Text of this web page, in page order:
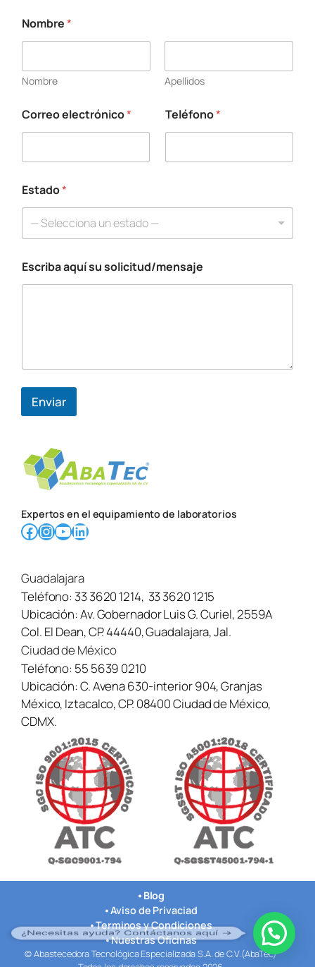
Nombre*
Nombre Apellidos
Correo electrónico* Teléfono*
Estado*
— Selecciona un estado —
*
C
N
r
Escriba aquí su solicitud/mensaje
Enviar
Expertos en el equipamiento de laboratorios
Facebook InstagramYouTube LinkedIn
Guadalajara
Teléfono:33 3620 1214, 33 3620 1215
Ubicación:Av. Gobernador Luis G. Curiel, 2559A
Col. El Dean, CP. 44440, Guadalajara, Jal.
Ciudad de México
Teléfono: 55 5639 0210
Ubicación:C. Avena 630-interior 904, Granjas
México, Iztacalco, CP. 08400 Ciudad de México,
CDMX.
• Blog
•Aviso de Privaciad
•Terminos y Condiciones
•Nuestras Oficinas
© Abastecedora Tecnológica Especializada S.A. de C.V.(AbaTec)
¿Necesitas ayuda? Contáctanos aquí →